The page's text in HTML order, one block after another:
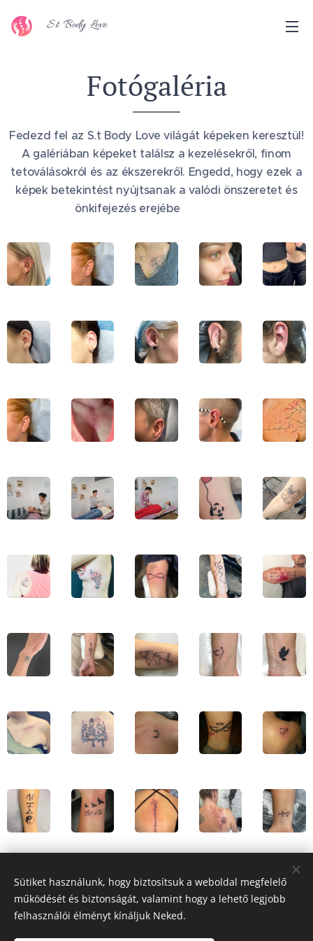
S.t Body Love
Fotógaléria
Fedezd fel az S.t Body Love világát képeken keresztül!
A galériában képeket találsz a kezelésekről, finom
tetoválásokról és az ékszerekről. Engedd, hogy ezek a
képek betekintést nyújtsanak a valódi önszeretet és
önkifejezés erejébe 💎🎀✨💝
Sütiket használunk, hogy biztosítsuk a weboldal megfelelő
működését és biztonságát, valamint hogy a lehető legjobb
felhasználói élményt kínáljuk Neked.